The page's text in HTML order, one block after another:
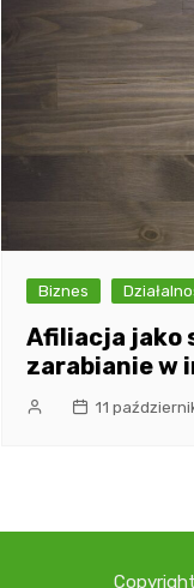
Biznes
Afiliacja jako
zarabianie w
11